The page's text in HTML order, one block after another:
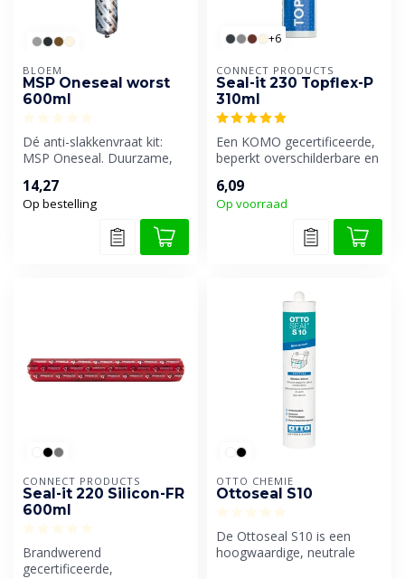
BLOEM
MSP Oneseal worst
600ml
Dé anti-slakkenvraat kit:
MSP Oneseal. Duurzame,
voor...
14,27
Op bestelling
+6
CONNECT PRODUCTS
Seal-it 230 Topflex-P
310ml
Een KOMO gecertificeerde,
beperkt overschilderbare en
siliconenk...
6,09
Op voorraad
CONNECT PRODUCTS
Seal-it 220 Silicon-FR
600ml
Brandwerend
gecertificeerde,
OTTO CHEMIE
Ottoseal S10
De Ottoseal S10 is een
hoogwaardige, neutrale